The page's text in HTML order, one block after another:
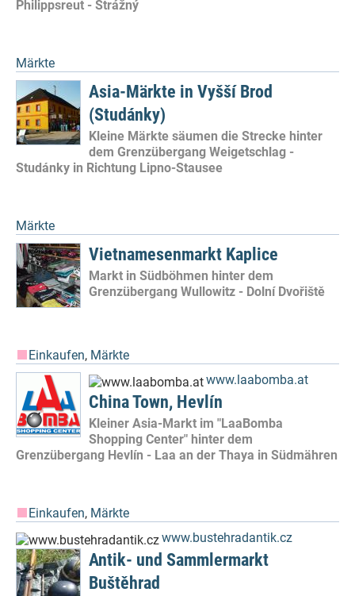
Philippsreut - Strážný
Märkte
Asia-Märkte in Vyšší Brod
(Studánky)
Kleine Märkte säumen die Strecke hinter
dem Grenzübergang Weigetschlag -
Studánky in Richtung Lipno-Stausee
Märkte
Vietnamesenmarkt Kaplice
Markt in Südböhmen hinter dem
Grenzübergang Wullowitz - Dolní Dvořiště
Einkaufen, Märkte
www.laabomba.at
China Town, Hevlín
Kleiner Asia-Markt im "LaaBomba
Shopping Center" hinter dem
Grenzübergang Hevlín - Laa an der Thaya in Südmähren
Einkaufen, Märkte
www.bustehradantik.cz
Antik- und Sammlermarkt
Buštěhrad